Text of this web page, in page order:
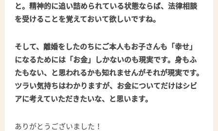
と。精神的に追い詰められている状態ならば、法律相談
を受けることを覚えておいて欲しいですね。
そして、離婚をしたのちにご本人もお子さんも「幸せ」
になるためには「お金」しかないのも現実です。身もふ
たもない、と思われるかも知れませんがそれが現実です。
ツラい気持ちはわかりますが、お金についてだけはシビ
アに考えていただきたいな、と思います。
ありがとうございました！